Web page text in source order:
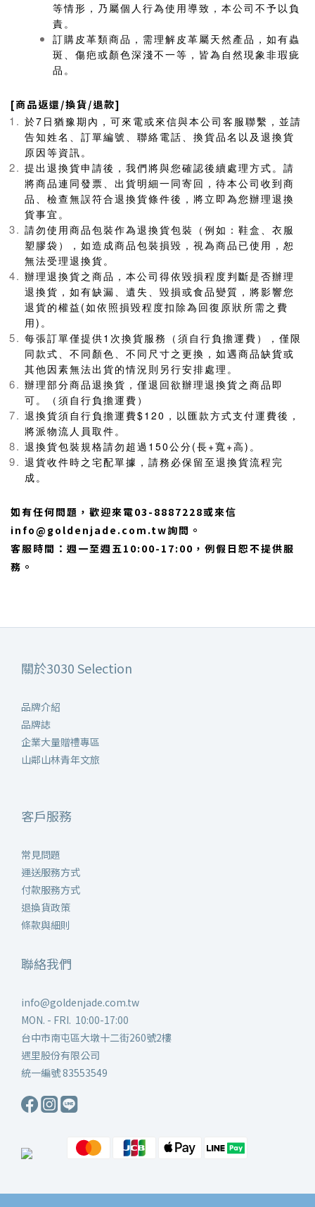
等情形，乃屬個人行為使用導致，本公司不予以負
責。
訂購皮革類商品，需理解皮革屬天然產品，如有蟲
斑、傷疤或顏色深淺不一等，皆為自然現象非瑕疵
品。
[商品返還/換貨/退款]
於7日猶豫期內，可來電或來信與本公司客服聯繫，並請
告知姓名、訂單編號、聯絡電話、換貨品名以及退換貨
原因等資訊。
提出退換貨申請後，我們將與您確認後續處理方式。請
將商品連同發票、出貨明細一同寄回，待本公司收到商
品、檢查無誤符合退換貨條件後，將立即為您辦理退換
貨事宜。
請勿使用商品包裝作為退換貨包裝（例如：鞋盒、衣服
塑膠袋），如造成商品包裝損毀，視為商品已使用，恕
無法受理退換貨。
辦理退換貨之商品，本公司得依毀損程度判斷是否辦理
退換貨，如有缺漏、遺失、毀損或食品變質，將影響您
退貨的權益(如依照損毀程度扣除為回復原狀所需之費
用)。
每張訂單僅提供1次換貨服務（須自行負擔運費），僅限
同款式、不同顏色、不同尺寸之更換，如遇商品缺貨或
其他因素無法出貨的情況則另行安排處理。
辦理部分商品退換貨，僅退回欲辦理退換貨之商品即
可。（須自行負擔運費）
退換貨須自行負擔運費$120，以匯款方式支付運費後，
將派物流人員取件。
退換貨包裝規格請勿超過150公分(長+寬+高)。
退貨收件時之宅配單據，請務必保留至退換貨流程完
成。
如有任何問題，歡迎來電03-8887228或來信
info@goldenjade.com.tw詢問。
客服時間：週一至週五10:00-17:00，例假日恕不提供服
務。
關於3030 Selection
品牌介紹
品牌誌
企業大量贈禮專區
山鄰山林青年文旅
客戶服務
常見問題
運送服務方式
付款服務方式
退換貨政策
條款與細則
聯絡我們
info@goldenjade.com.tw
MON. - FRI. 10:00-17:00
台中市南屯區大墩十二街260號2樓
遇里股份有限公司
統一編號 83553549